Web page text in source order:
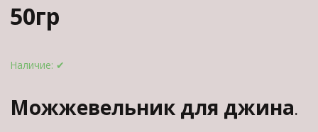
50гр
Наличие: ✔
Можжевельник для джина.